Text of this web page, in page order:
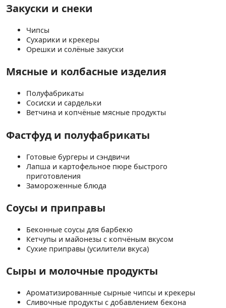
Закуски и снеки
Чипсы
Сухарики и крекеры
Орешки и солёные закуски
Мясные и колбасные изделия
Полуфабрикаты
Сосиски и сардельки
Ветчина и копчёные мясные продукты
Фастфуд и полуфабрикаты
Готовые бургеры и сэндвичи
Лапша и картофельное пюре быстрого
приготовления
Замороженные блюда
Соусы и приправы
Беконные соусы для барбекю
Кетчупы и майонезы с копчёным вкусом
Сухие приправы (усилители вкуса)
Сыры и молочные продукты
Ароматизированные сырные чипсы и крекеры
Сливочные продукты с добавлением бекона